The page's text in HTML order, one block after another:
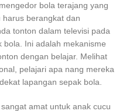
bola terajang yang
berangkat dan
tonton dalam televisi pada
bola. Ini adalah mekanisme
dengan belajar. Melihat
pelajari apa nang mereka
lapangan sepak bola.
amat untuk anak cucu